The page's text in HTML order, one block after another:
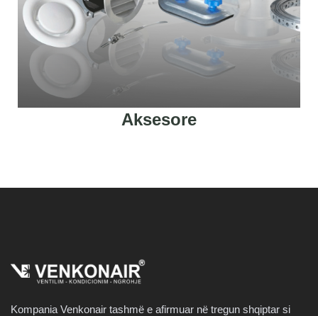
Aksesore
Kompania Venkonair tashmë e afirmuar në tregun shqiptar si